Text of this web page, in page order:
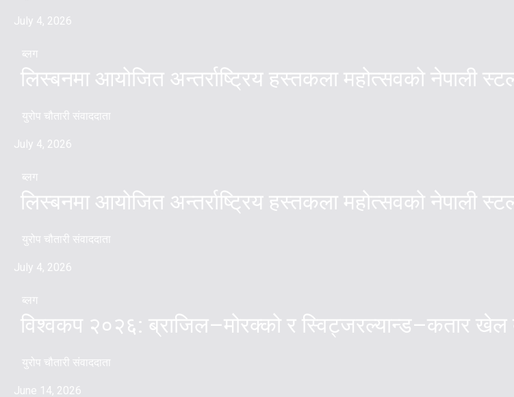
July 4, 2026
ब्लग
लिस्बनमा आयोजित अन्तर्राष्ट्रिय हस्तकला महोत्सवको नेपाली
युरोप चौतारी संवाददाता
July 4, 2026
ब्लग
लिस्बनमा आयोजित अन्तर्राष्ट्रिय हस्तकला महोत्सवको नेपाली
युरोप चौतारी संवाददाता
July 4, 2026
ब्लग
विश्वकप २०२६: ब्राजिल–मोरक्को र स्विट्जरल्यान्ड–कतार खेल
युरोप चौतारी संवाददाता
June 14, 2026